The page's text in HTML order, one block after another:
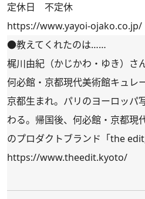
定休日 不定休
https://www.yayoi-ojako.co.jp/
●教えてくれたのは……
梶川由紀（かじかわ・ゆき）さ
何必館・京都現代美術館キュレ
京都生まれ。パリのヨーロッパ
わる。帰国後、何必館・京都現
のプロダクトブランド「the edit
https://www.theedit.kyoto/